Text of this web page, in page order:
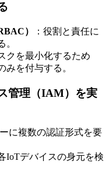
）
：役割と責任に
。
クを最小化するため
みを付与する。
管理（IAM）を実
ーに複数の認証形式を要
IoTデバイスの身元を検